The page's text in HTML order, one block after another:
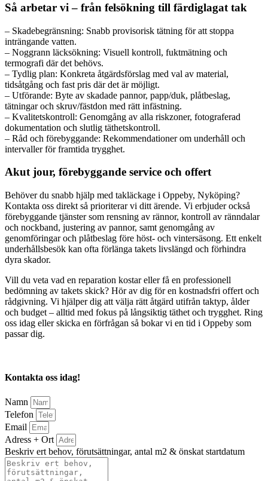
Så arbetar vi – från felsökning till färdiglagat tak
– Skadebegränsning: Snabb provisorisk tätning för att stoppa
inträngande vatten.
– Noggrann läcksökning: Visuell kontroll, fuktmätning och
termografi där det behövs.
– Tydlig plan: Konkreta åtgärdsförslag med val av material,
tidsåtgång och fast pris där det är möjligt.
– Utförande: Byte av skadade pannor, papp/duk, plåtbeslag,
tätningar och skruv/fästdon med rätt infästning.
– Kvalitetskontroll: Genomgång av alla riskzoner, fotograferad
dokumentation och slutlig täthetskontroll.
– Råd och förebyggande: Rekommendationer om underhåll och
intervaller för framtida trygghet.
Akut jour, förebyggande service och offert
Behöver du snabb hjälp med takläckage i Oppeby, Nyköping?
Kontakta oss direkt så prioriterar vi ditt ärende. Vi erbjuder också
förebyggande tjänster som rensning av rännor, kontroll av ränndalar
och nockband, justering av pannor, samt genomgång av
genomföringar och plåtbeslag före höst- och vintersäsong. Ett enkelt
underhållsbesök kan ofta förlänga takets livslängd och förhindra
dyra skador.
Vill du veta vad en reparation kostar eller få en professionell
bedömning av takets skick? Hör av dig för en kostnadsfri offert och
rådgivning. Vi hjälper dig att välja rätt åtgärd utifrån taktyp, ålder
och budget – alltid med fokus på långsiktig täthet och trygghet. Ring
oss idag eller skicka en förfrågan så bokar vi en tid i Oppeby som
passar dig.
Kontakta oss idag!
Namn
Telefon
Email
Adress + Ort
Beskriv ert behov, förutsättningar, antal m2 & önskat startdatum